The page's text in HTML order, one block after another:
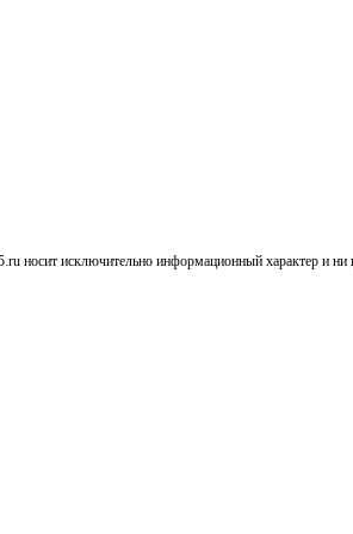
носит исключительно информационный характер и